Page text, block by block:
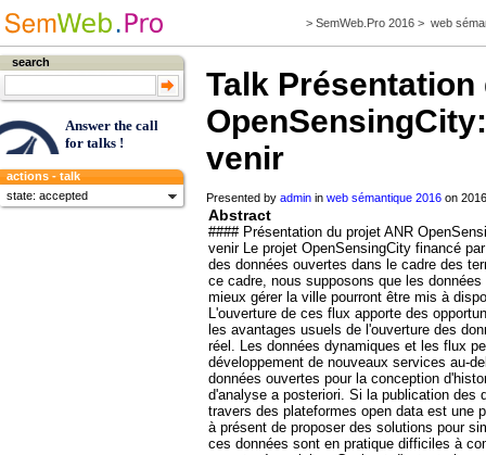
> SemWeb.Pro 2016 > web
search
Answer the call
for talks !
actions - talk
state: accepted
Talk Présentation
venir
Presented byadmin inweb sémantique 2016 on
Abstract
#### Présentation du projet ANR
venir Le projet OpenSensingCity financé
des données ouvertes dans le cadre des
ce cadre, nous supposons que les
mieux gérer la ville pourront être mis à
L'ouverture de ces flux apporte des
les avantages usuels de l'ouverture des
réel. Les données dynamiques et les flux
développement de nouveaux services au-
données ouvertes pour la conception
d'analyse a posteriori. Si la publication des
travers des plateformes open data est une
à présent de proposer des solutions pour
ces données sont en pratique difficiles à